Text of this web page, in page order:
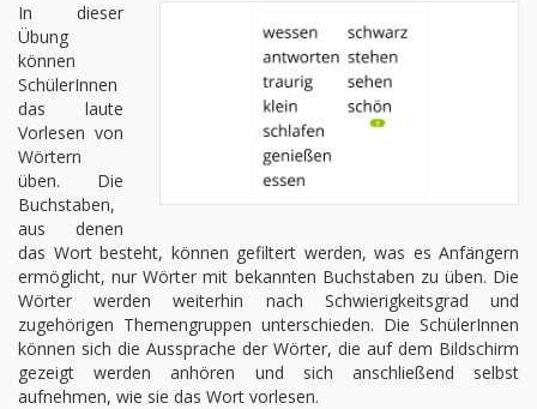
In dieser
Übung
können
SchülerInnen
das laute
Vorlesen von
Wörtern
üben. Die
Buchstaben,
aus denen
das Wort besteht, können gefiltert werden, was es Anfängern
ermöglicht, nur Wörter mit bekannten Buchstaben zu üben. Die
Wörter werden weiterhin nach Schwierigkeitsgrad und
zugehörigen Themengruppen unterschieden. Die SchülerInnen
können sich die Aussprache der Wörter, die auf dem Bildschirm
gezeigt werden anhören und sich anschließend selbst
aufnehmen, wie sie das Wort vorlesen.